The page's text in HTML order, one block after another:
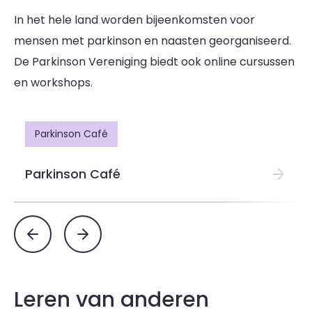
In het hele land worden bijeenkomsten voor
mensen met parkinson en naasten georganiseerd.
De Parkinson Vereniging biedt ook online cursussen
en workshops.
Parkinson Café
Parkinson Café
Leren van anderen